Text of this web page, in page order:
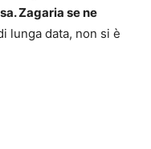
Zagaria se ne
lunga data, non si è